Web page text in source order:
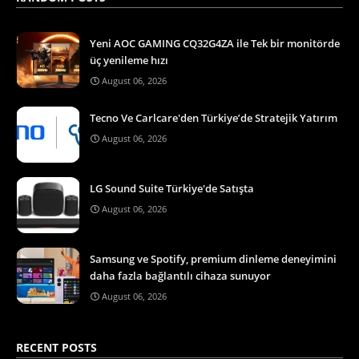
Yeni AOC GAMING CQ32G4ZA ile Tek bir monitörde
üç yenileme hızı
August 06, 2026
Tecno Ve Carlcare'den Türkiye’de Stratejik Yatırım
August 06, 2026
LG Sound Suite Türkiye'de Satışta
August 06, 2026
Samsung ve Spotify, premium dinleme deneyimini
daha fazla bağlantılı cihaza sunuyor
August 06, 2026
RECENT POSTS